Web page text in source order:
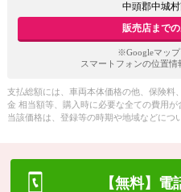
中頭郡中城
販売店まで
※Googleマップ
スマートフォンの位置情
支払総額には、車両本体価格の他、保険料
金 相当額等、購入時に必要な全ての費用が
当該価格は、登録等の時期や地域などにつ
【無料】